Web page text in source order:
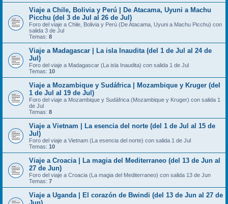
Viaje a Chile, Bolivia y Perú | De Atacama, Uyuni a Machu
Picchu (del 3 de Jul al 26 de Jul)
Foro del viaje a Chile, Bolivia y Perú (De Atacama, Uyuni a Machu Picchu) con
salida 3 de Jul
Temas: 8
Viaje a Madagascar | La isla Inaudita (del 1 de Jul al 24 de
Jul)
Foro del viaje a Madagascar (La isla Inaudita) con salida 1 de Jul
Temas: 10
Viaje a Mozambique y Sudáfrica | Mozambique y Kruger (del
1 de Jul al 19 de Jul)
Foro del viaje a Mozambique y Sudáfrica (Mozambique y Kruger) con salida 1
de Jul
Temas: 8
Viaje a Vietnam | La esencia del norte (del 1 de Jul al 15 de
Jul)
Foro del viaje a Vietnam (La esencia del norte) con salida 1 de Jul
Temas: 10
Viaje a Croacia | La magia del Mediterraneo (del 13 de Jun al
27 de Jun)
Foro del viaje a Croacia (La magia del Mediterraneo) con salida 13 de Jun
Temas: 7
Viaje a Uganda | El corazón de Bwindi (del 13 de Jun al 27 de